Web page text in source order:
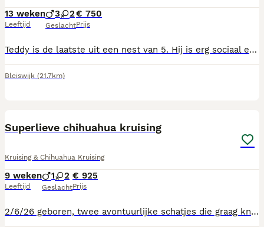
13 weken
Leeftijd
3 2
Geslacht
€ 750
Prijs
Teddy is de laatste uit een nest van 5. Hij is erg sociaal en leergierig. Zijn broertjes en zusjes zijn net uitgevlogen en we willen Voor hem ook net zo’n gouden huis als de rest heeft gekregen. Teddy is verder gek van water en stoeien.
Bleiswijk (21.7km)
Superlieve chihuahua kruising
Kruising & Chihuahua Kruising
9 weken
Leeftijd
1 2
Geslacht
€ 925
Prijs
2/6/26 geboren, twee avontuurlijke schatjes die graag knuffelen, goed zijn gesocialiseerd en inmiddels zo goed als zindelijk zijn en de nacht heerlijk door slapen. Een heeft de looks van papa en de ander is een gelijkenis van mama, maar veel knapper😉 Eventueel ook samen te plaatsen zodat ze nooit alleen hoeven te zijn 🥰🍀